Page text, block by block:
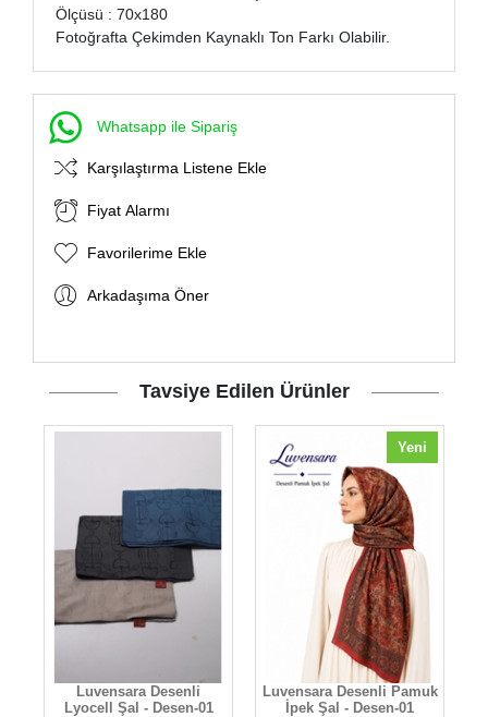
Ölçüsü : 70x180
Fotoğrafta Çekimden Kaynaklı Ton Farkı Olabilir.
Whatsapp ile Sipariş
Karşılaştırma Listene Ekle
Fiyat Alarmı
Favorilerime Ekle
Arkadaşıma Öner
Tavsiye Edilen Ürünler
Luvensara Desenli
Lyocell Şal - Desen-01
Yeni
Luvensara Desenli Pamuk
İpek Şal - Desen-01